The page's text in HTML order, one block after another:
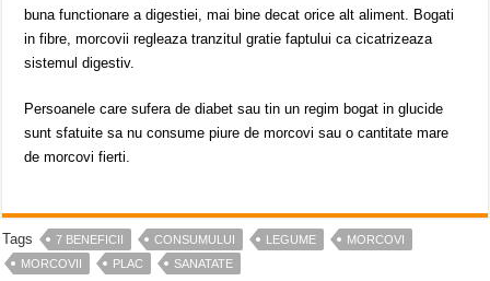
buna functionare a digestiei, mai bine decat orice alt aliment. Bogati
in fibre, morcovii regleaza tranzitul gratie faptului ca cicatrizeaza
sistemul digestiv.
Persoanele care sufera de diabet sau tin un regim bogat in glucide
sunt sfatuite sa nu consume piure de morcovi sau o cantitate mare
de morcovi fierti.
Tags 7 BENEFICII CONSUMULUI LEGUME
MORCOVI
MORCOVII
PLAC SANATATE